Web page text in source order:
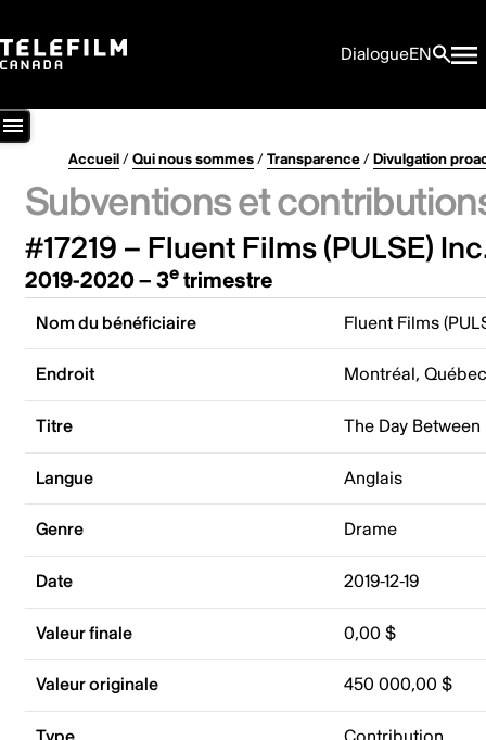
DialogueEN
Accueil/Qui nous sommes/Transparence/Divulgation
Subventions et
#17219 – Fluent Films (PULSE)
2019-2020 – 3etrimestre
Nom du bénéficiaire Fluent Films
Endroit Montréal,
Titre The Day Between
Langue Anglais
Genre Drame
Date 2019-12-19
Valeur finale 0,00 $
Valeur originale 450 000,00 $